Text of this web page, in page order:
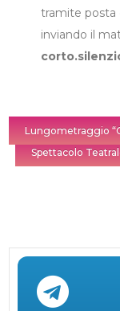
tramite posta
inviando il
Lungometraggio
Spettacolo